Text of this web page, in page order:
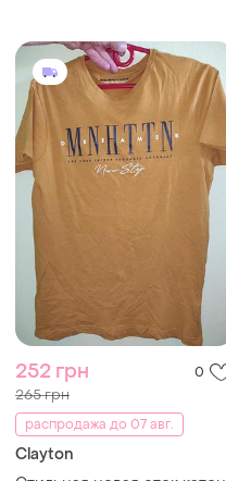
252 грн 0
265 грн
распродажа до 07 авг.
Clayton